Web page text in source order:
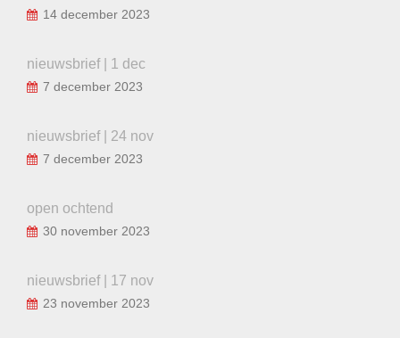
14 december 2023
nieuwsbrief | 1 dec
7 december 2023
nieuwsbrief | 24 nov
7 december 2023
open ochtend
30 november 2023
nieuwsbrief | 17 nov
23 november 2023